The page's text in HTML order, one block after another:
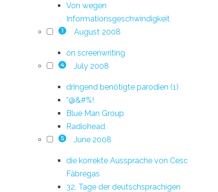
Von wegen
Informationsgeschwindigkeit
1 August 2008
on screenwriting
4 July 2008
dringend benötigte parodien (1)
*@&#%!
Blue Man Group
Radiohead
5 June 2008
die korrekte Aussprache von Cesc
Fàbregas
32. Tage der deutschsprachigen